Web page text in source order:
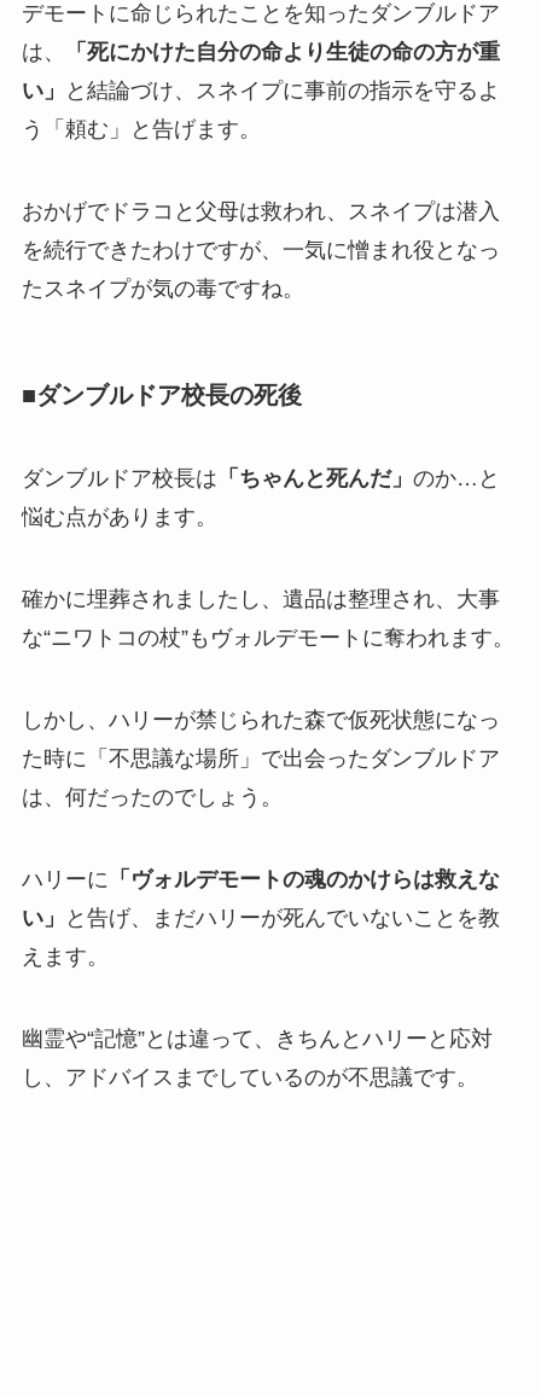
デモートに命じられたことを知ったダンブルドア
は、
「死にかけた自分の命より生徒の命の方が重
い」
と結論づけ、スネイプに事前の指示を守るよ
う「頼む」と告げます。
おかげでドラコと父母は救われ、スネイプは潜入
を続行できたわけですが、一気に憎まれ役となっ
たスネイプが気の毒ですね。
■ダンブルドア校長の死後
ダンブルドア校長は 「ちゃんと死んだ」 のか…と
悩む点があります。
確かに埋葬されましたし、遺品は整理され、大事
な“ニワトコの杖”もヴォルデモートに奪われます。
しかし、ハリーが禁じられた森で仮死状態になっ
た時に「不思議な場所」で出会ったダンブルドア
は、何だったのでしょう。
ハリーに 「ヴォルデモートの魂のかけらは救えな
い」
と告げ、まだハリーが死んでいないことを教
えます。
幽霊や“記憶”とは違って、きちんとハリーと応対
し、アドバイスまでしているのが不思議です。